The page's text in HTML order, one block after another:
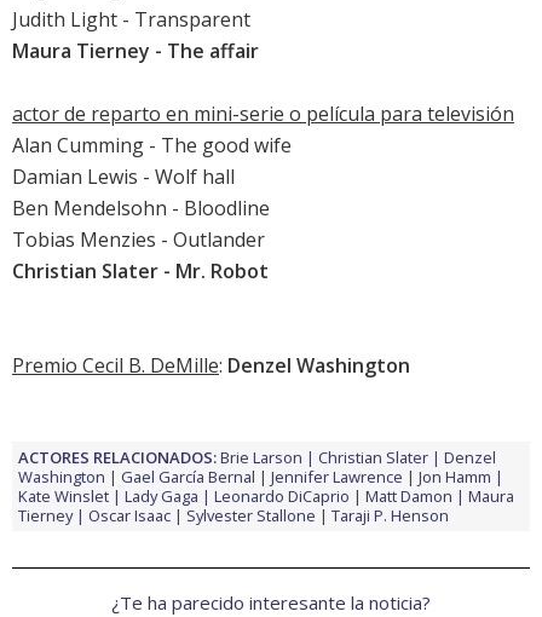
Judith Light - Transparent
Maura Tierney - The affair
actor de reparto en mini-serie o película para televisión
Alan Cumming - The good wife
Damian Lewis - Wolf hall
Ben Mendelsohn - Bloodline
Tobias Menzies - Outlander
Christian Slater - Mr. Robot
Premio Cecil B. DeMille: Denzel Washington
ACTORES RELACIONADOS:Brie Larson Christian Slater
Denzel
Washington
Gael García Bernal Jennifer Lawrence
Jon Hamm
Kate Winslet
Lady Gaga Leonardo DiCaprio Matt Damon
Maura
Tierney
Oscar Isaac Sylvester Stallone Taraji P. Henson
¿Te ha parecido interesante la noticia?